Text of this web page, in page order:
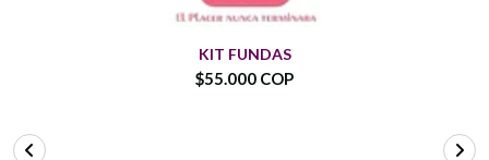
KIT FUNDAS
$55.000 COP